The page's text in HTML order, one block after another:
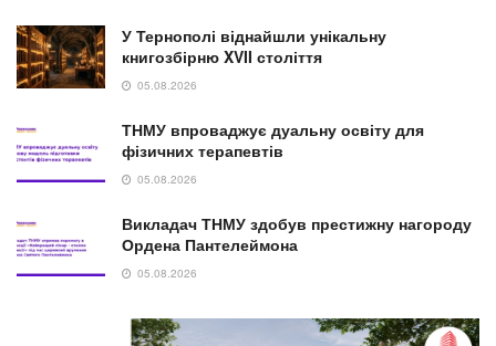
У Тернополі віднайшли унікальну
книгозбірню XVII століття
05.08.2026
ТНМУ впроваджує дуальну освіту для
фізичних терапевтів
05.08.2026
Викладач ТНМУ здобув престижну нагороду
Ордена Пантелеймона
05.08.2026